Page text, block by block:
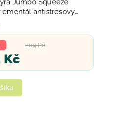
Jumbo Squeeze
ementál antistresový
209 Kč
Kč